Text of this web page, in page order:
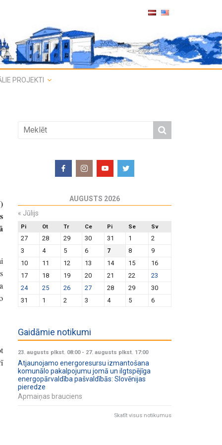
PROJEKTI
AUGUSTS 2026
« Jūlijs
Pi Ot Tr Ce Pi Se Sv
27 28 29 30 31 1
2
3
4 5 6 7 8
9
10
11 12 13 14 15
16
17
18 19 20 21 22
23
24
25 26 27 28 29
30
31
1 2 3 4 5 6
Gaidāmie notikumi
23. augusts plkst. 08:00- 27. augusts plkst. 17:00
Atjaunojamo energoresursu izmantošana
komunālo pakalpojumu jomā un ilgtspējīga
energopārvaldība pašvaldībās: Slovēnijas
pieredze
Apmaiņas brauciens
Skatīt visus notikumus